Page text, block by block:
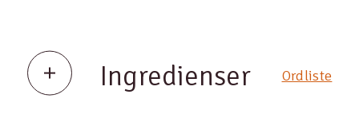
Ingredienser Ordliste